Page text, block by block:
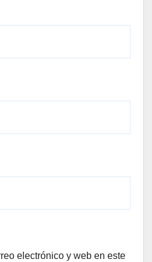
electrónico y web en este